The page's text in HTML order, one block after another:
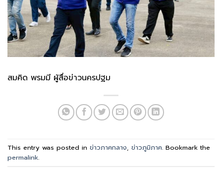
สมคิด พรมมี ผู้สื่อข่าวนครปฐม
This entry was posted in ข่าวภาคกลาง, ข่าวภูมิภาค. Bookmark the
permalink.